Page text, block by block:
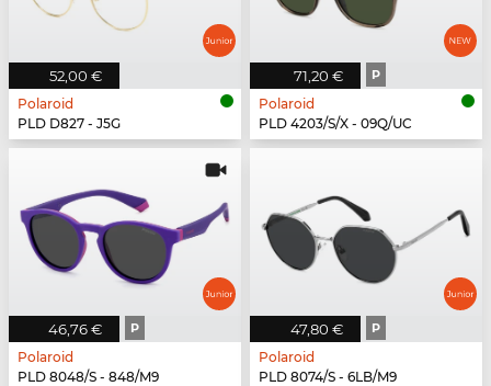
52,00 €
Polaroid
PLD D827 - J5G
71,20 € P
Polaroid
PLD 4203/S/X - 09Q/UC
46,76 € P
Polaroid
PLD 8048/S - 848/M9
47,80 € P
Polaroid
PLD 8074/S - 6LB/M9